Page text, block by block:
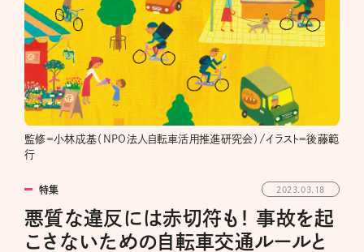
監修＝小林成基（NPO法人自転車活用推進研究会）/イラスト＝後藤範
行
特集 2023.03.18
悪質な違反には赤切符も！ 事故を起
こさないための自転車交通ルールと